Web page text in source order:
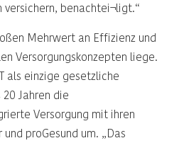
versichern, benachtei¬ligt.“
Mehrwert an Effizienz und
Versorgungskonzepten liege.
als einzige gesetzliche
Jahren die
Versorgung mit ihren
proGesund um. „Das